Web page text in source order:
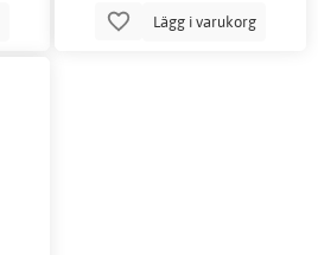
Lägg i varukorg